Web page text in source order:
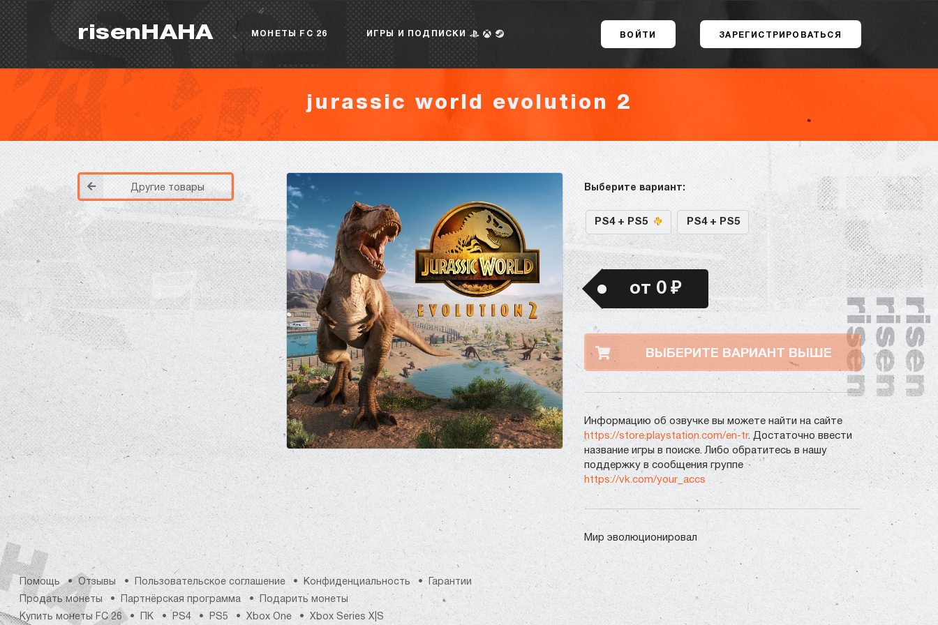
risenHAHA МОНЕТЫ FC 26 ИГРЫ И ПОДПИСКИ ВОЙТИ ЗАРЕГИСТРИРОВАТЬСЯ
jurassic world evolution 2
Другие товары Выберите вариант:
PS4 + PS5 PS4 + PS5
от 0 ₽
ВЫБЕРИТЕ ВАРИАНТ ВЫШЕ
Информацию об озвучке вы можете найти на сайте
https://store.playstation.com/en-tr. Достаточно ввести
название игры в поиске. Либо обратитесь в нашу
поддержку в сообщения группе
https://vk.com/your_accs
Мир эволюционировал
Помощь Отзывы Пользовательское соглашение Конфиденциальность
Гарантии
Продать монеты
Партнёрская программа
Подарить монеты
Купить монеты FC 26
ПК PS4 PS5 Xbox One Xbox Series X|S